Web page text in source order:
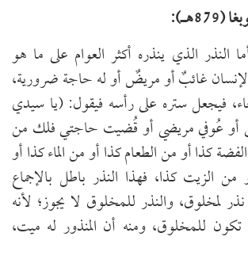
النذر الذي ينذره أكثر العوام على ما هو
غائبٌ أو مريضٌ أو له حاجة ضرورية،
فيجعل ستره على رأسه فيقول: (يا سيدي
أو عُوفي مريضي أو قُضيت حاجتي فلك من
كذا أو من الطعام كذا أو من الماء كذا أو
الزيت كذا، فهذا النذر باطل بالإجماع
لمخلوق، والنذر للمخلوق لا يجوز؛ لأنه
تكون للمخلوق، ومنه أن المنذور له ميت،